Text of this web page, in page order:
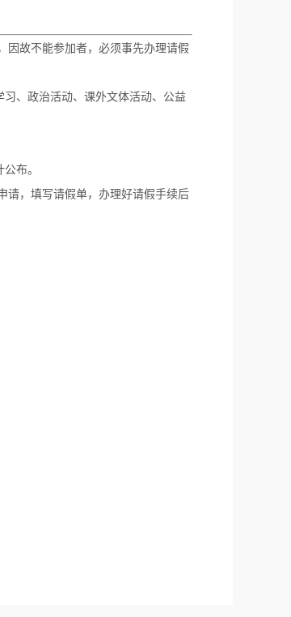
因故不能参加者，必须事先办理请假
、政治活动、课外文体活动、公益
布。
请，填写请假单，办理好请假手续后